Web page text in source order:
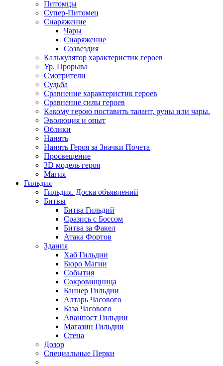
Питомцы
Супер-Питомец
Снаряжение
Чары
Снаряжение
Созвездия
Калькулятор характеристик героев
Ур. Прорыва
Смотрители
Судьба
Сравнение характеристик героев
Сравнение силы героев
Какому герою поставить талант, руны или чары.
Эволюция и опыт
Облики
Нанять
Нанять Героя за Значки Почета
Просвещение
3D модель героя
Магия
Гильдия
Гильдия. Доска объявлений
Битвы
Битва Гильдий
Сразись с Боссом
Битва за Факел
Атака Фортов
Здания
Хаб Гильдии
Бюро Магии
События
Сокровищница
Баннер Гильдии
Алтарь Часового
База Часового
Аванпост Гильдии
Магазин Гильдии
Стена
Дозор
Специальные Перки